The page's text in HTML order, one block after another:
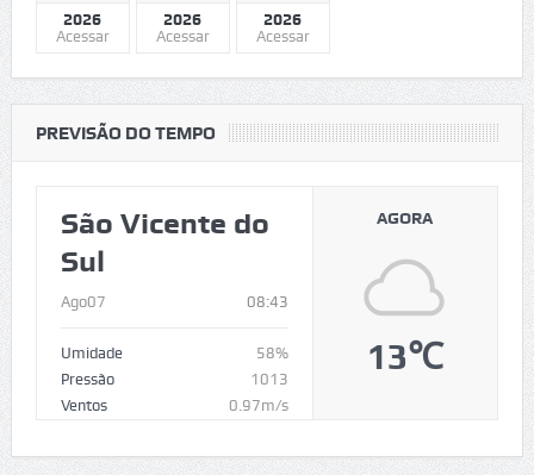
2026
Acessar
2026
Acessar
2026
Acessar
PREVISÃO DO TEMPO
São Vicente do
Sul
Ago07 08:43
Umidade
58%
Pressão
1013
Ventos
0.97m/s
AGORA
13℃